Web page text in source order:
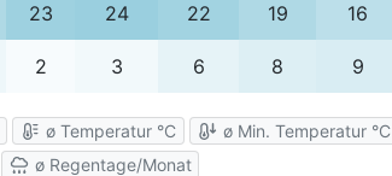
23 24 22 19 16
2 3 6 8 9
ø Temperatur °C
ø Min. Temperatur °C
ø Regentage/Monat